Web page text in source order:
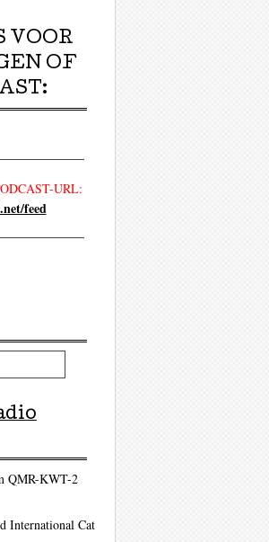
VOOR
OF
URL:
feed
QMR-KWT-2
International Cat